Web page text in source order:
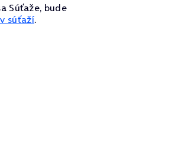
Súťaže, bude
súťaží.